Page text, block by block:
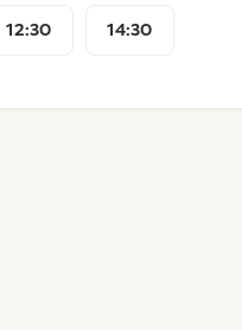
12:30 14:30